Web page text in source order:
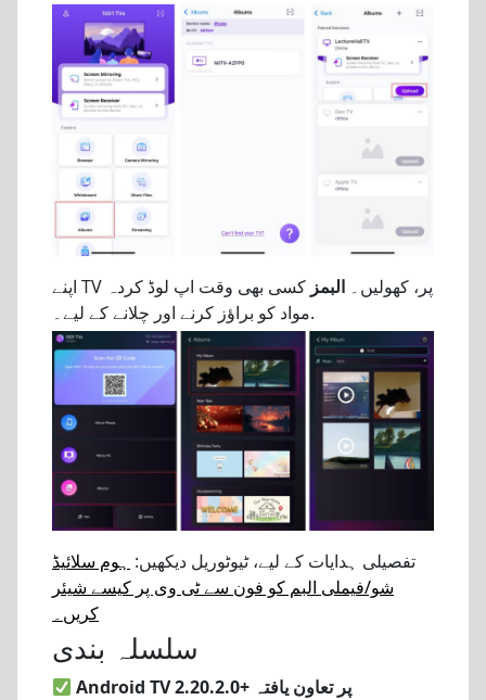
اپنے TV پر، کھولیں۔ البمز کسی بھی وقت اپ لوڈ کردہ
مواد کو براؤز کرنے اور چلانے کے لیے۔.
تفصیلی ہدایات کے لیے، ٹیوٹوریل دیکھیں: ہوم سلائیڈ
شو/فیملی البم کو فون سے ٹی وی پر کیسے شیئر
کریں۔
سلسلہ بندی
Android TV 2.20.2.0+ پر تعاون یافتہ